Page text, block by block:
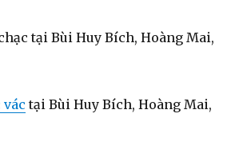
tại Bùi Huy Bích, Hoàng Mai,
vác tại Bùi Huy Bích, Hoàng Mai,